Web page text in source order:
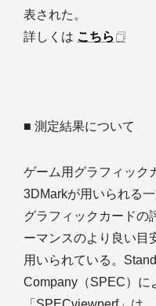
表された。
詳しくは こちら
■ 測定結果について
ゲーム用グラフィック
3DMarkが用いられる
グラフィックカードの
ーマンスのより良い目
用いられている。
Company（SPEC）に